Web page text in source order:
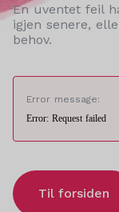
En uventet feil
igjen senere,
behov.
Error message:
Error: Request failed
Til forsiden